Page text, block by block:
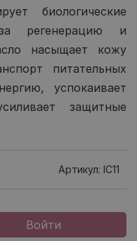
биологические
регенерацию и
насыщает кожу
питательных
успокаивает
защитные
Артикул: IC11